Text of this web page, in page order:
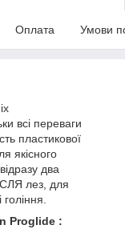
Оплата Умови
всі переваги
пластикової
якісного
два
лез, для
Proglide :